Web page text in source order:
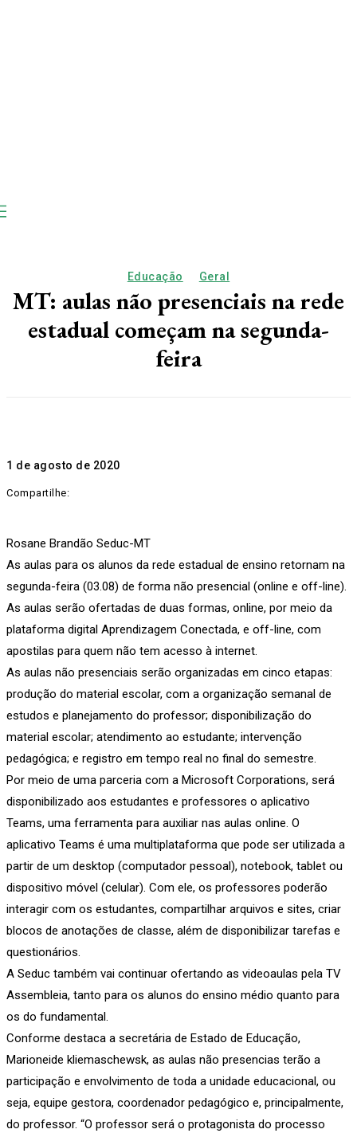
Educação Geral
MT: aulas não presenciais na rede
estadual começam na segunda-
feira
1 de agosto de 2020
Compartilhe:
Rosane Brandão Seduc-MT
As aulas para os alunos da rede estadual de ensino retornam na
segunda-feira (03.08) de forma não presencial (online e off-line).
As aulas serão ofertadas de duas formas, online, por meio da
plataforma digital Aprendizagem Conectada, e off-line, com
apostilas para quem não tem acesso à internet.
As aulas não presenciais serão organizadas em cinco etapas:
produção do material escolar, com a organização semanal de
estudos e planejamento do professor; disponibilização do
material escolar; atendimento ao estudante; intervenção
pedagógica; e registro em tempo real no final do semestre.
Por meio de uma parceria com a Microsoft Corporations, será
disponibilizado aos estudantes e professores o aplicativo
Teams, uma ferramenta para auxiliar nas aulas online. O
aplicativo Teams é uma multiplataforma que pode ser utilizada a
partir de um desktop (computador pessoal), notebook, tablet ou
dispositivo móvel (celular). Com ele, os professores poderão
interagir com os estudantes, compartilhar arquivos e sites, criar
blocos de anotações de classe, além de disponibilizar tarefas e
questionários.
A Seduc também vai continuar ofertando as videoaulas pela TV
Assembleia, tanto para os alunos do ensino médio quanto para
os do fundamental.
Conforme destaca a secretária de Estado de Educação,
Marioneide kliemaschewsk, as aulas não presencias terão a
participação e envolvimento de toda a unidade educacional, ou
seja, equipe gestora, coordenador pedagógico e, principalmente,
do professor. “O professor será o protagonista do processo